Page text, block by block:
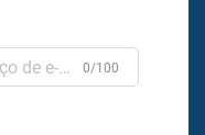
0/100